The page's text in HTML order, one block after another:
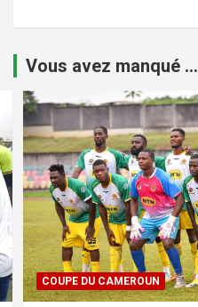
Vous avez manqué ...
COUPE DU CAMEROUN